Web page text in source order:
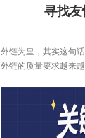
寻找
外链为皇，其实这句
外链的质量要求越来